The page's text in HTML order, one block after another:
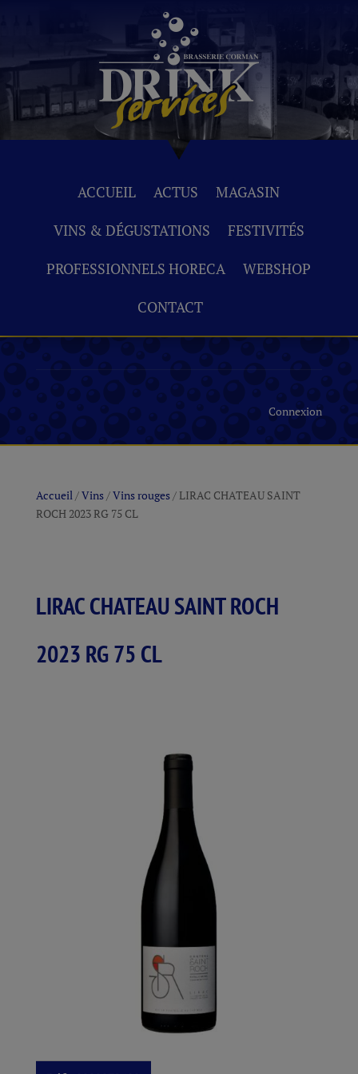
ACCUEIL ACTUS
MAGASIN
VINS & DÉGUSTATIONS
FESTIVITÉS
PROFESSIONNELS HORECA
WEBSHOP
CONTACT
Connexion
Accueil/Vins/Vins rouges/ LIRAC CHATEAU SAINT
ROCH 2023 RG 75 CL
LIRAC CHATEAU SAINT ROCH
2023 RG 75 CL